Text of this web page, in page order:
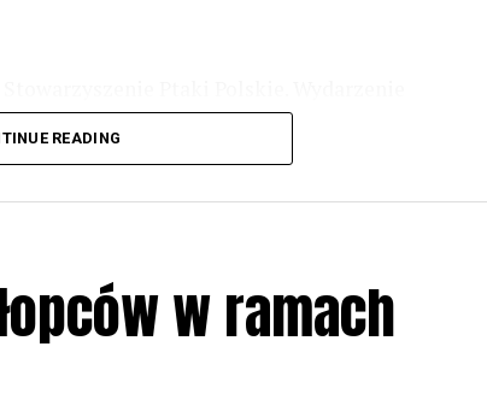
r. wg harmonogramu przedstawionego na
w Akcji, włączenia się w aktywne
przy grillu.Na wydarzenie obowiązują
READING
w ramach